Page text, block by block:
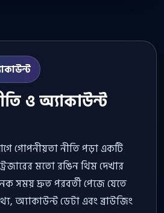
ও অ্যাকাউন্ট
গোপনীয়তা নীতি পড়া একটি
মতো রঙিন থিম দেখার
সময় দ্রুত পরবর্তী পেজে যেতে
অ্যাকাউন্ট ডেটা এবং ব্রাউজিং